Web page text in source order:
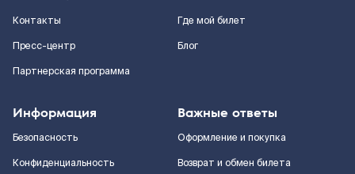
Контакты
Пресс-центр
Партнерская программа
Где мой билет
Блог
Информация
Безопасность
Конфиденциальность
Важные ответы
Оформление и покупка
Возврат и обмен билета